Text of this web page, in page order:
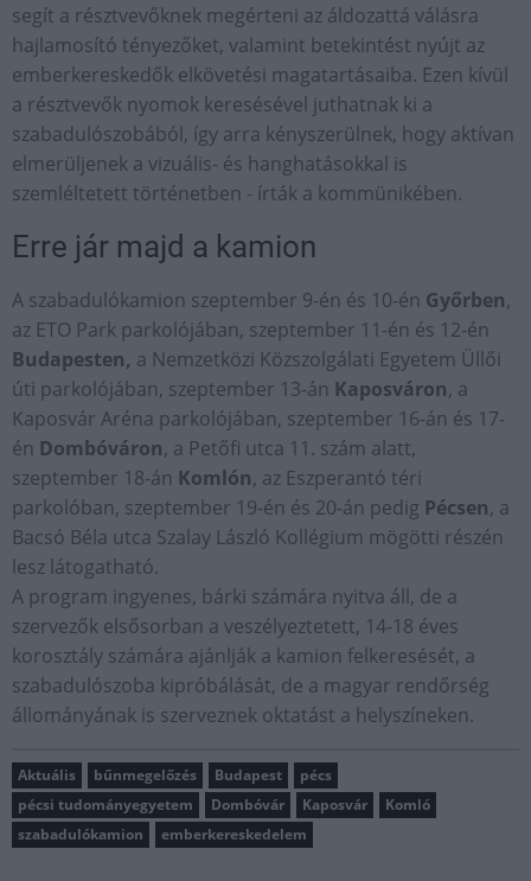
segít a résztvevőknek megérteni az áldozattá válásra
hajlamosító tényezőket, valamint betekintést nyújt az
emberkereskedők elkövetési magatartásaiba. Ezen kívül
a résztvevők nyomok keresésével juthatnak ki a
szabadulószobából, így arra kényszerülnek, hogy aktívan
elmerüljenek a vizuális- és hanghatásokkal is
szemléltetett történetben - írták a kommünikében.
Erre jár majd a kamion
A szabadulókamion szeptember 9-én és 10-én Győrben,
az ETO Park parkolójában, szeptember 11-én és 12-én
Budapesten, a Nemzetközi Közszolgálati Egyetem Üllői
úti parkolójában, szeptember 13-án Kaposváron, a
Kaposvár Aréna parkolójában, szeptember 16-án és 17-
én Dombóváron, a Petőfi utca 11. szám alatt,
szeptember 18-án Komlón, az Eszperantó téri
parkolóban, szeptember 19-én és 20-án pedig Pécsen, a
Bacsó Béla utca Szalay László Kollégium mögötti részén
lesz látogatható.
A program ingyenes, bárki számára nyitva áll, de a
szervezők elsősorban a veszélyeztetett, 14-18 éves
korosztály számára ajánlják a kamion felkeresését, a
szabadulószoba kipróbálását, de a magyar rendőrség
állományának is szerveznek oktatást a helyszíneken.
Aktuális bűnmegelőzés Budapest
pécs
pécsi tudományegyetem
Dombóvár Kaposvár
Komló
szabadulókamion
emberkereskedelem